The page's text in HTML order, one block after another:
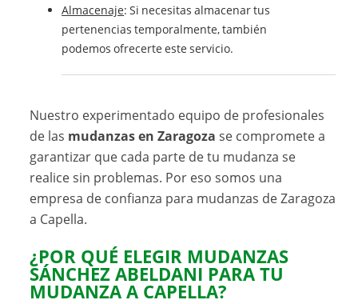
Almacenaje: Si necesitas almacenar tus
pertenencias temporalmente, también
podemos ofrecerte este servicio.
Nuestro experimentado equipo de profesionales
de las mudanzas en Zaragoza se compromete a
garantizar que cada parte de tu mudanza se
realice sin problemas. Por eso somos una
empresa de confianza para mudanzas de Zaragoza
a Capella.
¿POR QUÉ ELEGIR MUDANZAS
SÁNCHEZ ABELDANI PARA TU
MUDANZA A CAPELLA?